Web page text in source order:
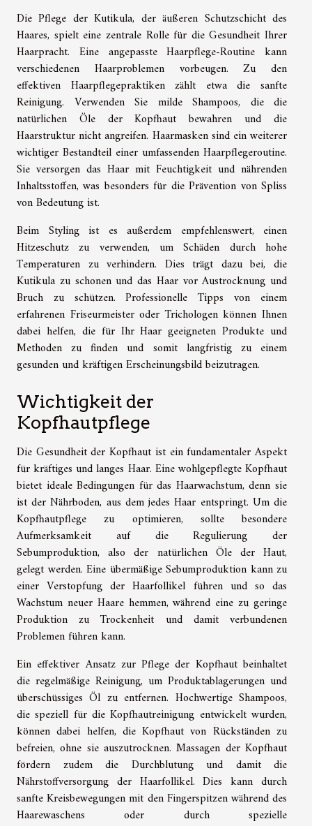
Die Pflege der Kutikula, der äußeren Schutzschicht des
Haares, spielt eine zentrale Rolle für die Gesundheit Ihrer
Haarpracht. Eine angepasste Haarpflege-Routine kann
verschiedenen Haarproblemen vorbeugen. Zu den
effektiven Haarpflegepraktiken zählt etwa die sanfte
Reinigung. Verwenden Sie milde Shampoos, die die
natürlichen Öle der Kopfhaut bewahren und die
Haarstruktur nicht angreifen. Haarmasken sind ein weiterer
wichtiger Bestandteil einer umfassenden Haarpflegeroutine.
Sie versorgen das Haar mit Feuchtigkeit und nährenden
Inhaltsstoffen, was besonders für die Prävention von Spliss
von Bedeutung ist.
Beim Styling ist es außerdem empfehlenswert, einen
Hitzeschutz zu verwenden, um Schäden durch hohe
Temperaturen zu verhindern. Dies trägt dazu bei, die
Kutikula zu schonen und das Haar vor Austrocknung und
Bruch zu schützen. Professionelle Tipps von einem
erfahrenen Friseurmeister oder Trichologen können Ihnen
dabei helfen, die für Ihr Haar geeigneten Produkte und
Methoden zu finden und somit langfristig zu einem
gesunden und kräftigen Erscheinungsbild beizutragen.
Wichtigkeit der
Kopfhautpflege
Die Gesundheit der Kopfhaut ist ein fundamentaler Aspekt
für kräftiges und langes Haar. Eine wohlgepflegte Kopfhaut
bietet ideale Bedingungen für das Haarwachstum, denn sie
ist der Nährboden, aus dem jedes Haar entspringt. Um die
Kopfhautpflege zu optimieren, sollte besondere
Aufmerksamkeit auf die Regulierung der
Sebumproduktion, also der natürlichen Öle der Haut,
gelegt werden. Eine übermäßige Sebumproduktion kann zu
einer Verstopfung der Haarfollikel führen und so das
Wachstum neuer Haare hemmen, während eine zu geringe
Produktion zu Trockenheit und damit verbundenen
Problemen führen kann.
Ein effektiver Ansatz zur Pflege der Kopfhaut beinhaltet
die regelmäßige Reinigung, um Produktablagerungen und
überschüssiges Öl zu entfernen. Hochwertige Shampoos,
die speziell für die Kopfhautreinigung entwickelt wurden,
können dabei helfen, die Kopfhaut von Rückständen zu
befreien, ohne sie auszutrocknen. Massagen der Kopfhaut
fördern zudem die Durchblutung und damit die
Nährstoffversorgung der Haarfollikel. Dies kann durch
sanfte Kreisbewegungen mit den Fingerspitzen während des
Haarewaschens oder durch spezielle